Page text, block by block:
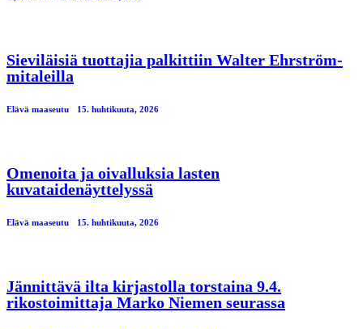
Sieviläisiä tuottajia palkittiin Walter Ehrström-
mitaleilla
Elävä maaseutu 15. huhtikuuta, 2026
Omenoita ja oivalluksia lasten
kuvataidenäyttelyssä
Elävä maaseutu 15. huhtikuuta, 2026
Jännittävä ilta kirjastolla torstaina 9.4.
rikostoimittaja Marko Niemen seurassa